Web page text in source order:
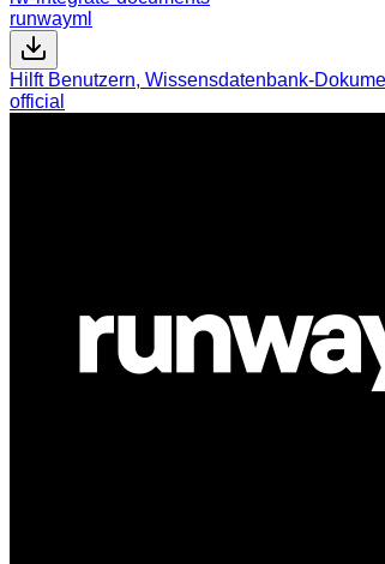
runwayml
Hilft Benutzern, Wissensdatenbank-
official